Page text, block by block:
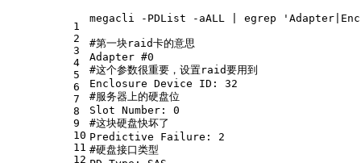
1
2
3
4
5
6
7
8
9
10
11
12
megacli -PDList -aALL | egrep
#第一块raid卡的意思
Adapter #0
#这个参数很重要，设置raid要用到
Enclosure Device ID: 32
#服务器上的硬盘位
Slot Number: 0
#这块硬盘快坏了
Predictive Failure: 2
#硬盘接口类型